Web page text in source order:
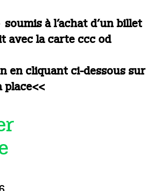
à l’achat d’un billet
avec la carte ccc od
en cliquant ci-dessous sur
place<<